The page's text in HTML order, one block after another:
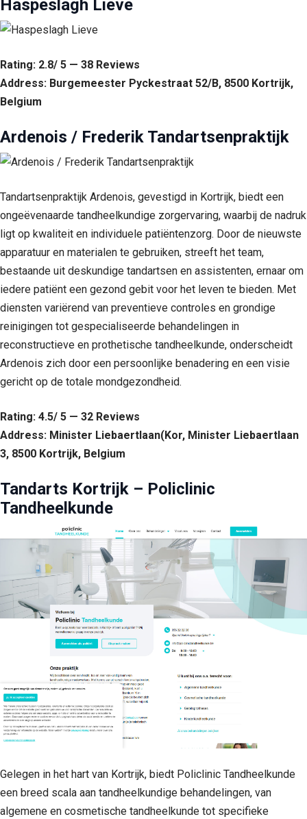
Haspeslagh Lieve
Rating: 2.8/ 5 — 38 Reviews
Address: Burgemeester Pyckestraat 52/B, 8500 Kortrijk,
Belgium
Ardenois / Frederik Tandartsenpraktijk
Tandartsenpraktijk Ardenois, gevestigd in Kortrijk, biedt een
ongeëvenaarde tandheelkundige zorgervaring, waarbij de nadruk
ligt op kwaliteit en individuele patiëntenzorg. Door de nieuwste
apparatuur en materialen te gebruiken, streeft het team,
bestaande uit deskundige tandartsen en assistenten, ernaar om
iedere patiënt een gezond gebit voor het leven te bieden. Met
diensten variërend van preventieve controles en grondige
reinigingen tot gespecialiseerde behandelingen in
reconstructieve en prothetische tandheelkunde, onderscheidt
Ardenois zich door een persoonlijke benadering en een visie
gericht op de totale mondgezondheid.
Rating: 4.5/ 5 — 32 Reviews
Address: Minister Liebaertlaan(Kor, Minister Liebaertlaan
3, 8500 Kortrijk, Belgium
Tandarts Kortrijk – Policlinic
Tandheelkunde
Gelegen in het hart van Kortrijk, biedt Policlinic Tandheelkunde
een breed scala aan tandheelkundige behandelingen, van
algemene en cosmetische tandheelkunde tot specifieke